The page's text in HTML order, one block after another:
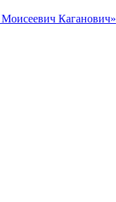
Каганович»